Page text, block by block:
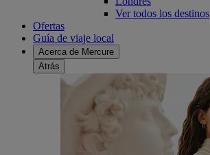
Ver todos los destinos
Ofertas
Guía de viaje local
Acerca de Mercure
Atrás